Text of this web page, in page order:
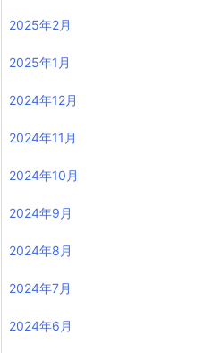
2025年2月
2025年1月
2024年12月
2024年11月
2024年10月
2024年9月
2024年8月
2024年7月
2024年6月